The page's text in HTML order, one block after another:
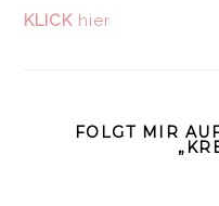
KLICK hier
FOLGT MIR